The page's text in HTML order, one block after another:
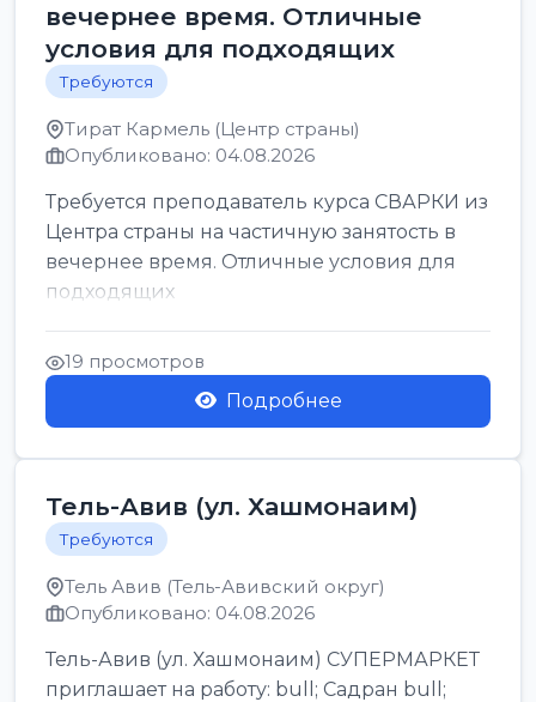
вечернее время. Отличные
условия для подходящих
Требуются
Тират Кармель (Центр страны)
Опубликовано: 04.08.2026
Требуется преподаватель курса СВАРКИ из
Центра страны на частичную занятость в
вечернее время. Отличные условия для
подходящих
19 просмотров
Подробнее
Тель-Авив (ул. Хашмонаим)
Требуются
Тель Авив (Тель-Авивский округ)
Опубликовано: 04.08.2026
Тель-Авив (ул. Хашмонаим) СУПЕРМАРКЕТ
приглашает на работу: bull; Садран bull;